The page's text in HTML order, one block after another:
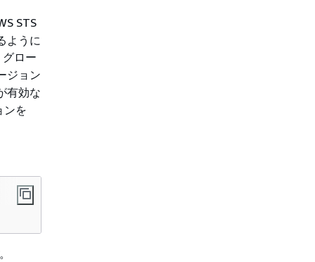
STS
ように
グロー
ジョン
有効な
ンを